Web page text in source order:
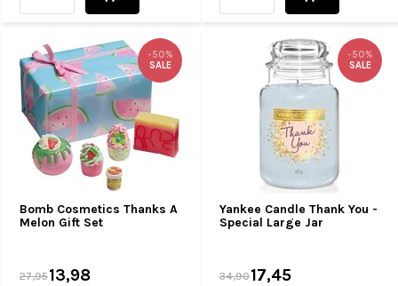
Bomb Cosmetics Thanks A
Melon Gift Set
-50%
SALE
27,9513,98
Yankee Candle Thank You -
Special Large Jar
-50%
SALE
34,9017,45